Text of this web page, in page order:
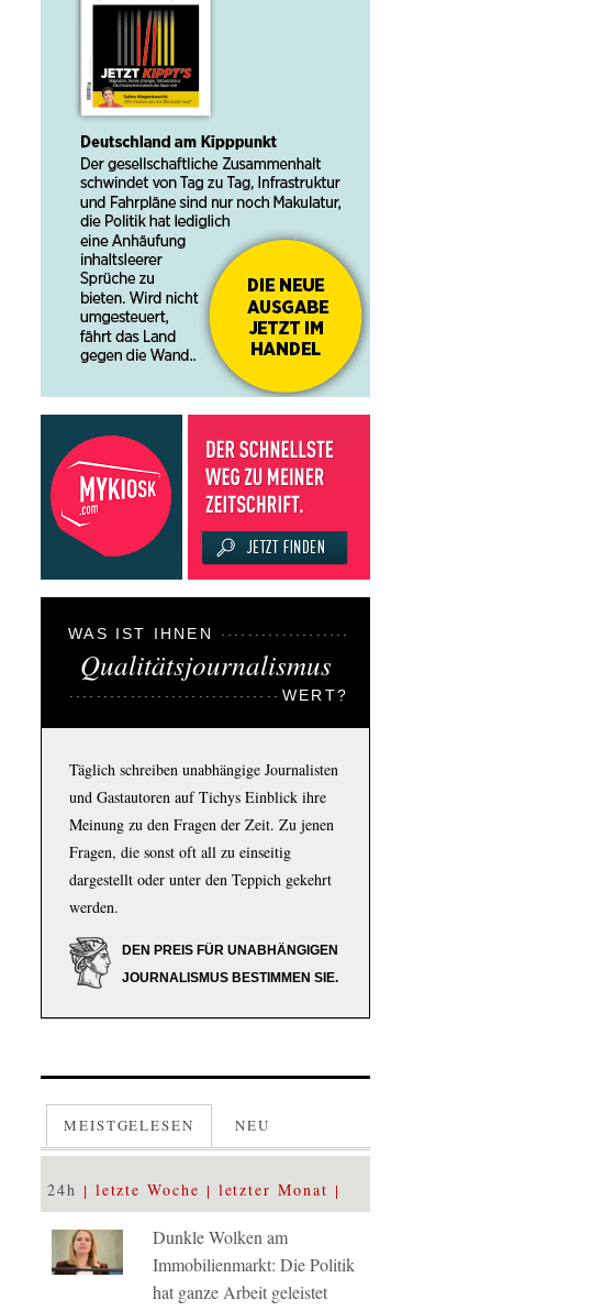
WAS IST IHNEN
Qualitätsjournalismus
WERT?
Täglich schreiben unabhängige Journalisten
und Gastautoren auf Tichys Einblick ihre
Meinung zu den Fragen der Zeit. Zu jenen
Fragen, die sonst oft all zu einseitig
dargestellt oder unter den Teppich gekehrt
werden.
DEN PREIS FÜR UNABHÄNGIGEN
JOURNALISMUS BESTIMMEN SIE.
MEISTGELESEN NEU
24h letzte Woche letzter Monat
Dunkle Wolken am
Immobilienmarkt: Die Politik
hat ganze Arbeit geleistet